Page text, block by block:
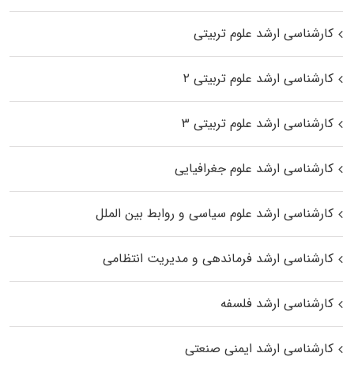
کارشناسی ارشد علوم تربیتی
کارشناسی ارشد علوم تربیتی ۲
کارشناسی ارشد علوم تربیتی ۳
کارشناسی ارشد علوم جغرافیایی
کارشناسی ارشد علوم سیاسی و روابط بین الملل
کارشناسی ارشد فرماندهی و مدیریت انتظامی
کارشناسی ارشد فلسفه
کارشناسی ارشد ایمنی صنعتی